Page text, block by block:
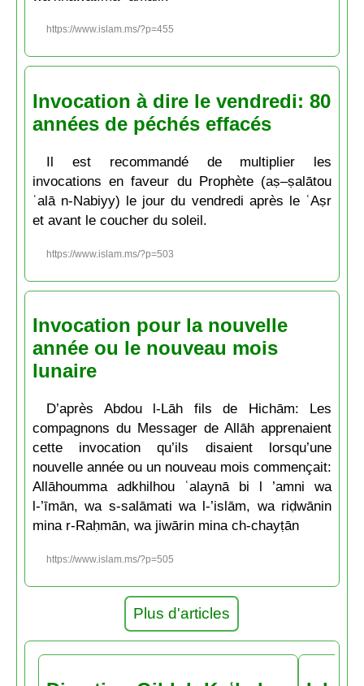
https://www.islam.ms/?p=455
Invocation à dire le vendredi: 80
années de péchés effacés
Il est recommandé de multiplier les
invocations en faveur du Prophète (aṣ–ṣalātou
ʿalā n-Nabiyy) le jour du vendredi après le ʿAṣr
et avant le coucher du soleil.
https://www.islam.ms/?p=503
Invocation pour la nouvelle
année ou le nouveau mois
lunaire
D’après Abdou l-Lāh fils de Hichām: Les
compagnons du Messager de Allāh apprenaient
cette invocation qu’ils disaient lorsqu’une
nouvelle année ou un nouveau mois commençait:
Allāhoumma adkhilhou ʿalaynā bi l ’amni wa
l-’īmān, wa s-salāmati wa l-’islām, wa riḍwānin
mina r-Raḥmān, wa jiwārin mina ch-chayṭān
https://www.islam.ms/?p=505
Plus d'articles